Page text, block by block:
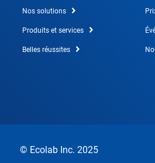
Nos solutions
Produits et services
Belles réussites
© Ecolab Inc. 2025